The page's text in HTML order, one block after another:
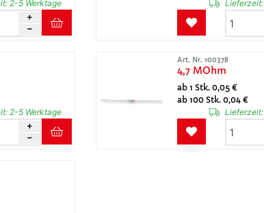
2-5 Werktage
Lieferzeit:
2-5 Werktage
Art. Nr. 100378
4,7 MOhm
ab 1 Stk. 0,05 €
ab 100 Stk. 0,04 €
Lieferzeit: